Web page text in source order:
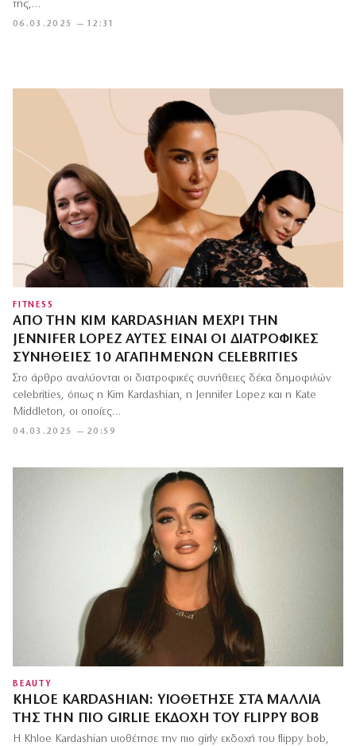
06.03.2025 — 12:31
της,…
FITNESS
ΑΠΌ ΤΗΝ KIM KARDASHIAN ΜΈΧΡΙ ΤΗΝ
JENNIFER LOPEZ ΑΥΤΈΣ ΕΊΝΑΙ ΟΙ ΔΙΑΤΡΟΦΙΚΈΣ
ΣΥΝΉΘΕΙΕΣ 10 ΑΓΑΠΗΜΈΝΩΝ CELEBRITIES
04.03.2025 — 20:59
Στο άρθρο αναλύονται οι διατροφικές συνήθειες δέκα δημοφιλών
celebrities, όπως η Kim Kardashian, η Jennifer Lopez και η Kate
Middleton, οι οποίες…
BEAUTY
KHLOE KARDASHIAN: ΥΙΟΘΈΤΗΣΕ ΣΤΑ ΜΑΛΛΙΆ
ΤΗΣ ΤΗΝ ΠΙΟ GIRLIE ΕΚΔΟΧΉ ΤΟΥ FLIPPY BOB
Η Khloe Kardashian υιοθέτησε την πιο girly εκδοχή του flippy bob,